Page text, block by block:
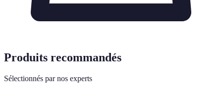
Produits recommandés
Sélectionnés par nos experts